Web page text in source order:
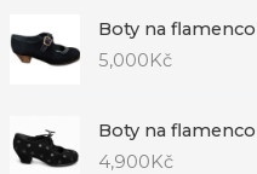
Boty na flamenco
5,000Kč
Boty na flamenco
4,900Kč